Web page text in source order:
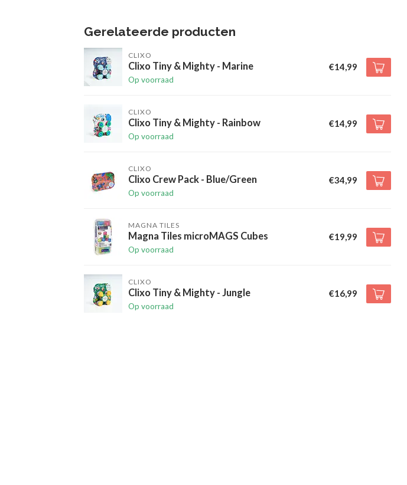
Gerelateerde producten
CLIXO
Clixo Tiny & Mighty - Marine
Op voorraad
€14,99
CLIXO
Clixo Tiny & Mighty - Rainbow
Op voorraad
€14,99
CLIXO
Clixo Crew Pack - Blue/Green
Op voorraad
€34,99
MAGNA TILES
Magna Tiles microMAGS Cubes
Op voorraad
€19,99
CLIXO
Clixo Tiny & Mighty - Jungle
Op voorraad
€16,99